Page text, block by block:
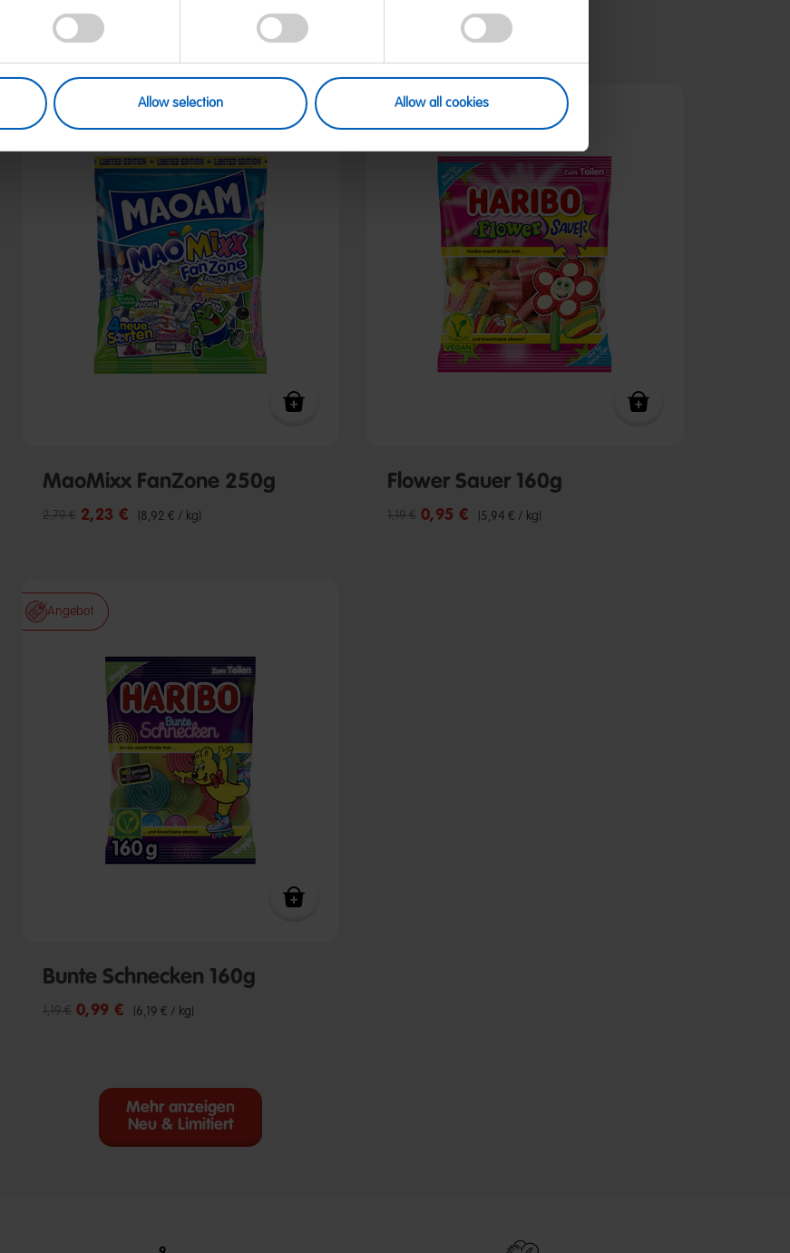
Allow selection Allow all cookies
(7,33 € / kg)
Limited Edition / Angebot
MaoMixx FanZone 250g
Reduzierter Preis von
2,79 €bis2,23 € (8,92 € / kg)
Flower Sauer 160g
Reduzierter Preis von
1,19 €bis0,95 € (5,94 € / kg)
Angebot
Bunte Schnecken 160g
Reduzierter Preis von
1,19 €bis0,99 € (6,19 € / kg)
Mehr anzeigen
Neu & Limitiert